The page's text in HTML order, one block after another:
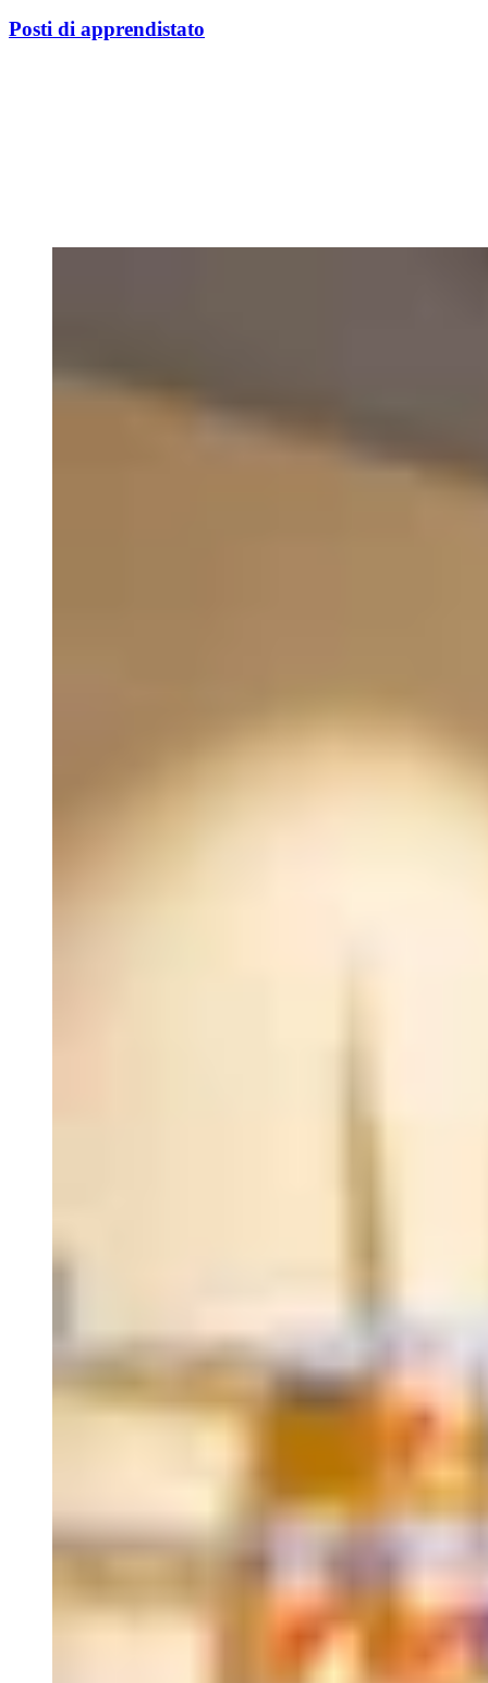
Posti di apprendistato